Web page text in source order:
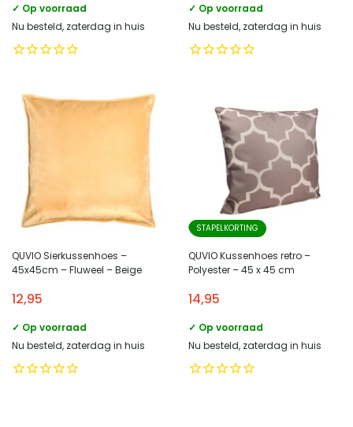
✓ Op voorraad
Nu besteld, zaterdag in huis
✓ Op voorraad
Nu besteld, zaterdag in huis
QUVIO Sierkussenhoes –
45x45cm – Fluweel – Beige
12,95
✓ Op voorraad
Nu besteld, zaterdag in huis
STAPELKORTING
QUVIO Kussenhoes retro –
Polyester – 45 x 45 cm
14,95
✓ Op voorraad
Nu besteld, zaterdag in huis